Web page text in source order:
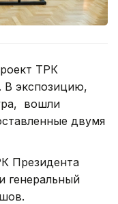
ТРК
В экспозицию,
вошли
двумя
Президента
генеральный